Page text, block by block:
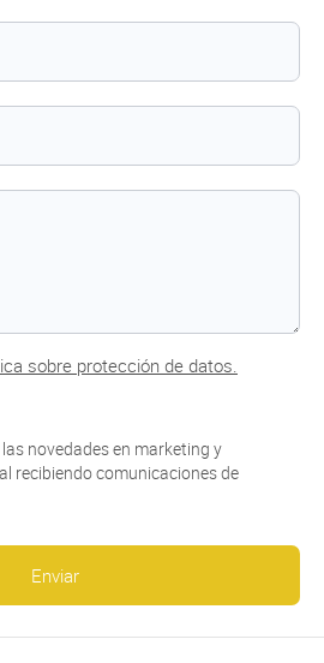
sobre protección de datos.
novedades en marketing y
recibiendo comunicaciones de